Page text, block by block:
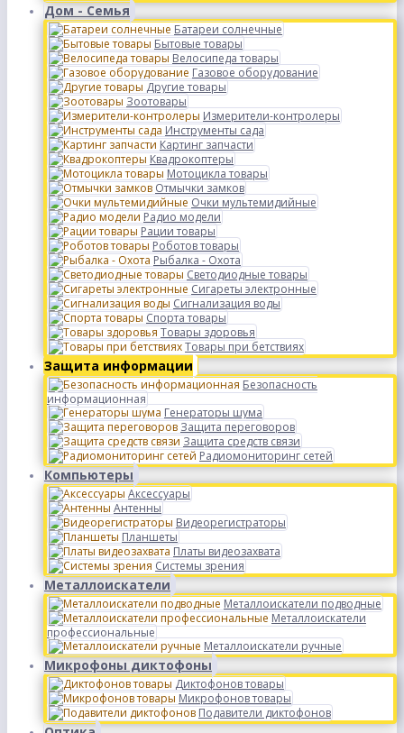
Дом - Семья
Батареи солнечные
Бытовые товары
Велосипеда товары
Газовое оборудование
Другие товары
Зоотовары
Измерители-контролеры
Инструменты сада
Картинг запчасти
Квадрокоптеры
Мотоцикла товары
Отмычки замков
Очки мультемидийные
Радио модели
Рации товары
Роботов товары
Рыбалка - Охота
Светодиодные товары
Сигареты электронные
Сигнализация воды
Спорта товары
Товары здоровья
Товары при бетствиях
Защита информации
Безопасность
информационная
Генераторы шума
Защита переговоров
Защита средств связи
Радиомониторинг сетей
Компьютеры
Аксессуары
Антенны
Видеорегистраторы
Планшеты
Платы видеозахвата
Системы зрения
Металлоискатели
Металлоискатели подводные
Металлоискатели
профессиональные
Металлоискатели ручные
Микрофоны диктофоны
Диктофонов товары
Микрофонов товары
Подавители диктофонов